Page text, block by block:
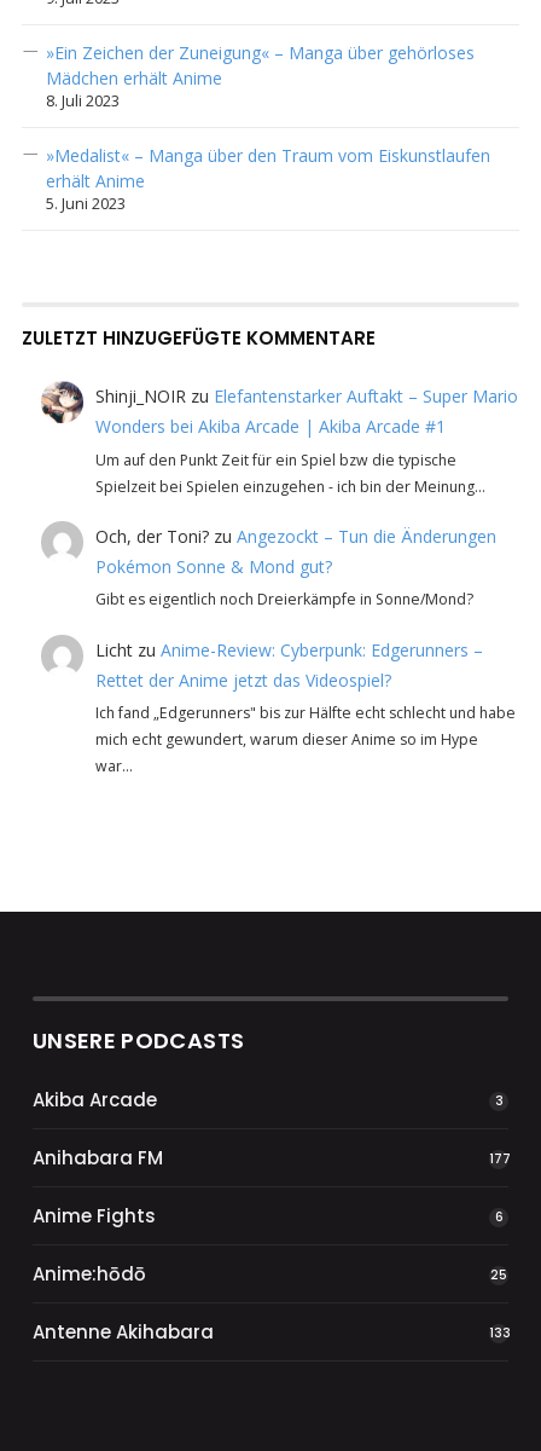
»Ein Zeichen der Zuneigung« – Manga über gehörloses
Mädchen erhält Anime
8. Juli 2023
»Medalist« – Manga über den Traum vom Eiskunstlaufen
erhält Anime
5. Juni 2023
ZULETZT HINZUGEFÜGTE KOMMENTARE
Shinji_NOIR zu Elefantenstarker Auftakt – Super Mario
Wonders bei Akiba Arcade | Akiba Arcade #1
Um auf den Punkt Zeit für ein Spiel bzw die typische
Spielzeit bei Spielen einzugehen - ich bin der Meinung…
Och, der Toni? zuAngezockt – Tun die Änderungen
Pokémon Sonne & Mond gut?
Gibt es eigentlich noch Dreierkämpfe in Sonne/Mond?
Licht zuAnime-Review: Cyberpunk: Edgerunners –
Rettet der Anime jetzt das Videospiel?
Ich fand „Edgerunners" bis zur Hälfte echt schlecht und habe
mich echt gewundert, warum dieser Anime so im Hype
war…
UNSERE PODCASTS
Akiba Arcade 3
Anihabara FM 177
Anime Fights 6
Anime:hōdō 25
Antenne Akihabara 133